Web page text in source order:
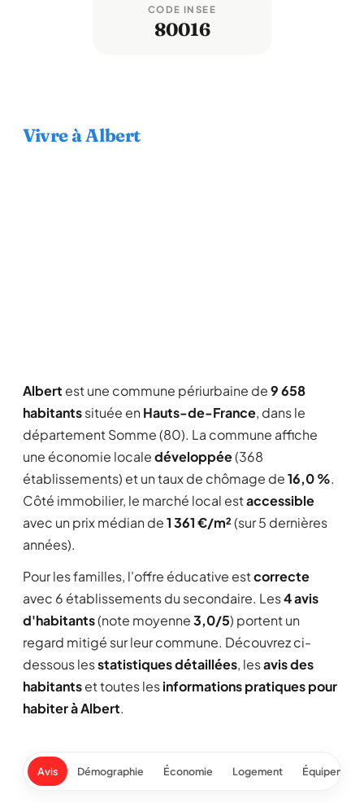
CODE INSEE
80016
Vivre à Albert
Albert est une commune périurbaine de9 658
habitantssituée en Hauts-de-France, dans le
département Somme (80). La commune affiche
une économie localedéveloppée(368
établissements) et un taux de chômage de16,0 %.
Côté immobilier, le marché local estaccessible
avec un prix médian de1 361 €/m²(sur 5 dernières
années).
Pour les familles, l'offre éducative estcorrecte
avec 6 établissements du secondaire. Les4 avis
d'habitants(note moyenne3,0/5) portent un
regard mitigé sur leur commune. Découvrez ci-
dessous lesstatistiques détaillées, lesavis des
habitantset toutes lesinformations pratiques pour
habiter à Albert.
Avis Démographie Économie Logement